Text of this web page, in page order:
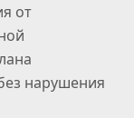
от
нарушения